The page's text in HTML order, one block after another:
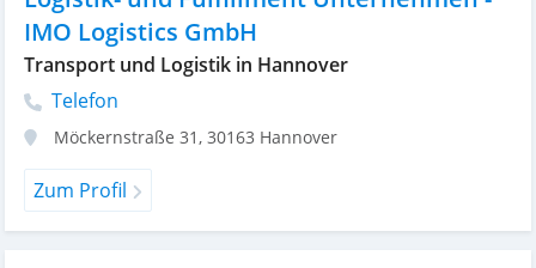
IMO Logistics GmbH
Transport und Logistik in Hannover
Telefon
Möckernstraße 31, 30163 Hannover
Zum Profil